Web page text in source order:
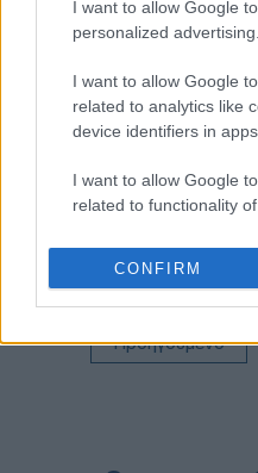
I want to allow Google
personalized advertising.
I want to allow Google
related to analytics like
device identifiers in apps.
I want to allow Google
related to functionality
I want to allow Google
related to personalization.
related to security,
CONFIRM
Προηγούμενο